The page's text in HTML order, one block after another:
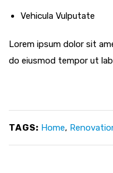
Vehicula Vulputate
Lorem ipsum dolor sit
do eiusmod tempor ut
TAGS: Home,